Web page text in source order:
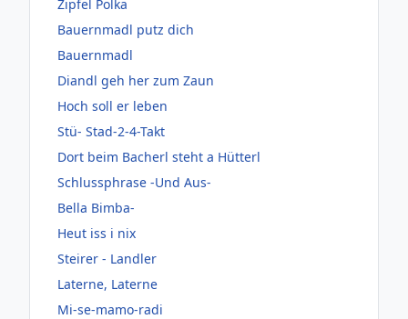
Zipfel Polka
Bauernmadl putz dich
Bauernmadl
Diandl geh her zum Zaun
Hoch soll er leben
Stü- Stad-2-4-Takt
Dort beim Bacherl steht a Hütterl
Schlussphrase -Und Aus-
Bella Bimba-
Heut iss i nix
Steirer - Landler
Laterne, Laterne
Mi-se-mamo-radi